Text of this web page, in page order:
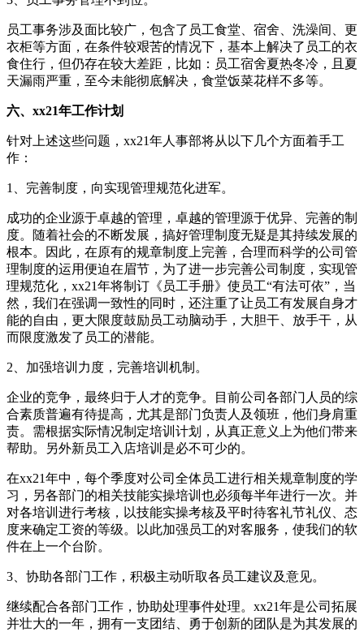
员工事务涉及面比较广，包含了员工食堂、宿舍、洗澡间、更
衣柜等方面，在条件较艰苦的情况下，基本上解决了员工的衣
食住行，但仍存在较大差距，比如：员工宿舍夏热冬冷，且夏
天漏雨严重，至今未能彻底解决，食堂饭菜花样不多等。
六、xx21年工作计划
针对上述这些问题，xx21年人事部将从以下几个方面着手工
作：
1、完善制度，向实现管理规范化进军。
成功的企业源于卓越的管理，卓越的管理源于优异、完善的制
度。随着社会的不断发展，搞好管理制度无疑是其持续发展的
根本。因此，在原有的规章制度上完善，合理而科学的公司管
理制度的运用便迫在眉节，为了进一步完善公司制度，实现管
理规范化，xx21年将制订《员工手册》使员工“有法可依”，当
然，我们在强调一致性的同时，还注重了让员工有发展自身才
能的自由，更大限度鼓励员工动脑动手，大胆干、放手干，从
而限度激发了员工的潜能。
2、加强培训力度，完善培训机制。
企业的竞争，最终归于人才的竞争。目前公司各部门人员的综
合素质普遍有待提高，尤其是部门负责人及领班，他们身肩重
责。需根据实际情况制定培训计划，从真正意义上为他们带来
帮助。另外新员工入店培训是必不可少的。
在xx21年中，每个季度对公司全体员工进行相关规章制度的学
习，另各部门的相关技能实操培训也必须每半年进行一次。并
对各培训进行考核，以技能实操考核及平时待客礼节礼仪、态
度来确定工资的等级。以此加强员工的对客服务，使我们的软
件在上一个台阶。
3、协助各部门工作，积极主动听取各员工建议及意见。
继续配合各部门工作，协助处理事件处理。xx21年是公司拓展
并壮大的一年，拥有一支团结、勇于创新的团队是为其发展的